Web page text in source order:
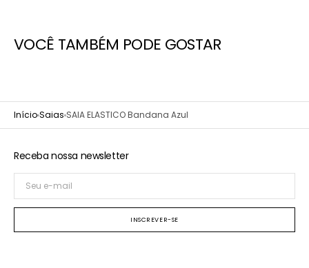
VOCÊ TAMBÉM PODE GOSTAR
InícioSaias SAIA ELASTICO Bandana Azul
Receba nossa newsletter
Seu
mail
INSCREVER-SE